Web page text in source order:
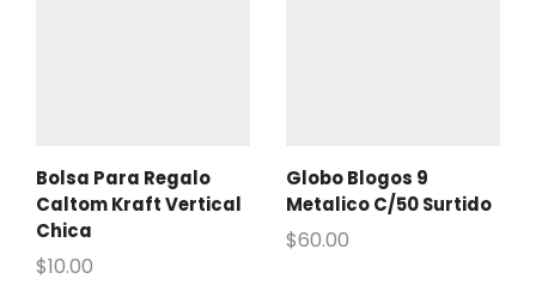
Bolsa Para Regalo
Caltom Kraft Vertical
Chica
$10.00
Globo Blogos 9
Metalico C/50 Surtido
$60.00